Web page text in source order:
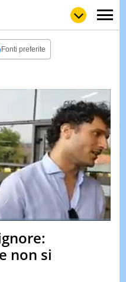
LOLGULP
LOVE
WOW
POP
NEWS
STORIE
VIDEO
& TV
QUIZ
&
TEST
Fonti preferite
non si